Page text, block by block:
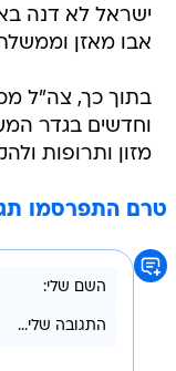
ישראל לא דנה
אבו מאזן
בתוך כך, צה"ל
וחדשים בגדר
מזון ותרופות
טרם התפרסמו